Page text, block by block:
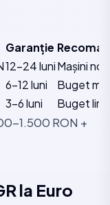
Garanție
12-24 luniMașini
6-12 luni
Buget
3-6 luni
Buget
1.500 RON +
la Euro